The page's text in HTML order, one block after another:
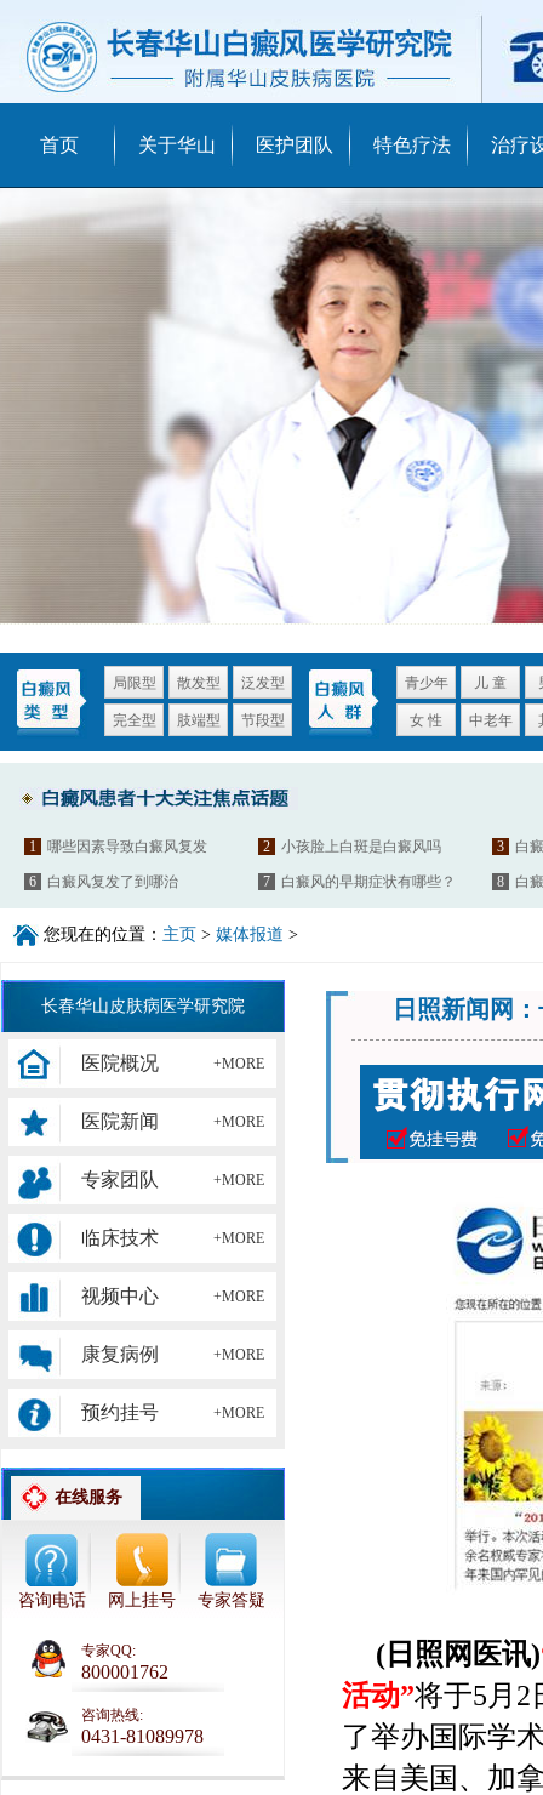
首页 关于华山 医护团队 特色疗法 治疗
局限型 散发型 泛发型
完全型 肢端型 节段型
青少年 儿 童
女 性 中老年
1 哪些因素导致白癜风复发 2 小孩脸上白斑是白癜风吗 3 白
6 白癜风复发了到哪治 7 白癜风的早期症状有哪些？ 8 白
您现在的位置： 主页 > 媒体报道 >
日照新闻网
(日照网医讯)
活动”将于5月2
了举办国际学
来自美国、加
长春华山皮肤病医学研究院
医院概况 +MORE
医院新闻 +MORE
专家团队 +MORE
临床技术 +MORE
视频中心 +MORE
康复病例 +MORE
预约挂号 +MORE
在线服务
咨询电话 网上挂号 专家答疑
专家QQ:
800001762
咨询热线:
0431-81089978